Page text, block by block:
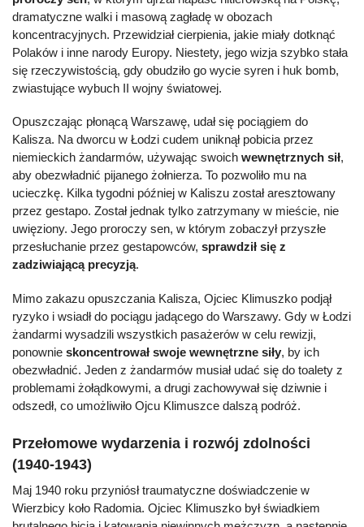
dramatyczne walki i masową zagładę w obozach
koncentracyjnych. Przewidział cierpienia, jakie miały dotknąć
Polaków i inne narody Europy. Niestety, jego wizja szybko stała
się rzeczywistością, gdy obudziło go wycie syren i huk bomb,
zwiastujące wybuch II wojny światowej.
Opuszczając płonącą Warszawę, udał się pociągiem do
Kalisza. Na dworcu w Łodzi cudem uniknął pobicia przez
niemieckich żandarmów, używając swoich wewnętrznych sił,
aby obezwładnić pijanego żołnierza. To pozwoliło mu na
ucieczkę. Kilka tygodni później w Kaliszu został aresztowany
przez gestapo. Został jednak tylko zatrzymany w mieście, nie
uwięziony. Jego proroczy sen, w którym zobaczył przyszłe
przesłuchanie przez gestapowców, sprawdził się z
zadziwiającą precyzją.
Mimo zakazu opuszczania Kalisza, Ojciec Klimuszko podjął
ryzyko i wsiadł do pociągu jadącego do Warszawy. Gdy w Łodzi
żandarmi wysadzili wszystkich pasażerów w celu rewizji,
ponownie skoncentrował swoje wewnętrzne siły, by ich
obezwładnić. Jeden z żandarmów musiał udać się do toalety z
problemami żołądkowymi, a drugi zachowywał się dziwnie i
odszedł, co umożliwiło Ojcu Klimuszce dalszą podróż.
Przełomowe wydarzenia i rozwój zdolności
(1940-1943)
Maj 1940 roku przyniósł traumatyczne doświadczenie w
Wierzbicy koło Radomia. Ojciec Klimuszko był świadkiem